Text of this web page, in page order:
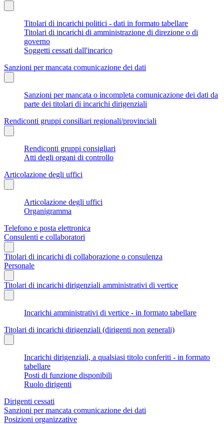
Titolari di incarichi politici - dati in formato tabellare
Titolari di incarichi di amministrazione di direzione o di
governo
Soggetti cessati dall'incarico
Sanzioni per mancata comunicazione dei dati
Sanzioni per mancata o incompleta comunicazione dei dati da
parte dei titolari di incarichi dirigenziali
Rendiconti gruppi consiliari regionali/provinciali
Rendiconti gruppi consigliari
Atti degli organi di controllo
Articolazione degli uffici
Articolazione degli uffici
Organigramma
Telefono e posta elettronica
Consulenti e collaboratori
Titolari di incarichi di collaborazione o consulenza
Personale
Titolari di incarichi dirigenziali amministrativi di vertice
Incarichi amministrativi di vertice - in formato tabellare
Titolari di incarichi dirigenziali (dirigenti non generali)
Incarichi dirigenziali, a qualsiasi titolo conferiti - in formato
tabellare
Posti di funzione disponibili
Ruolo dirigenti
Dirigenti cessati
Sanzioni per mancata comunicazione dei dati
Posizioni organizzative